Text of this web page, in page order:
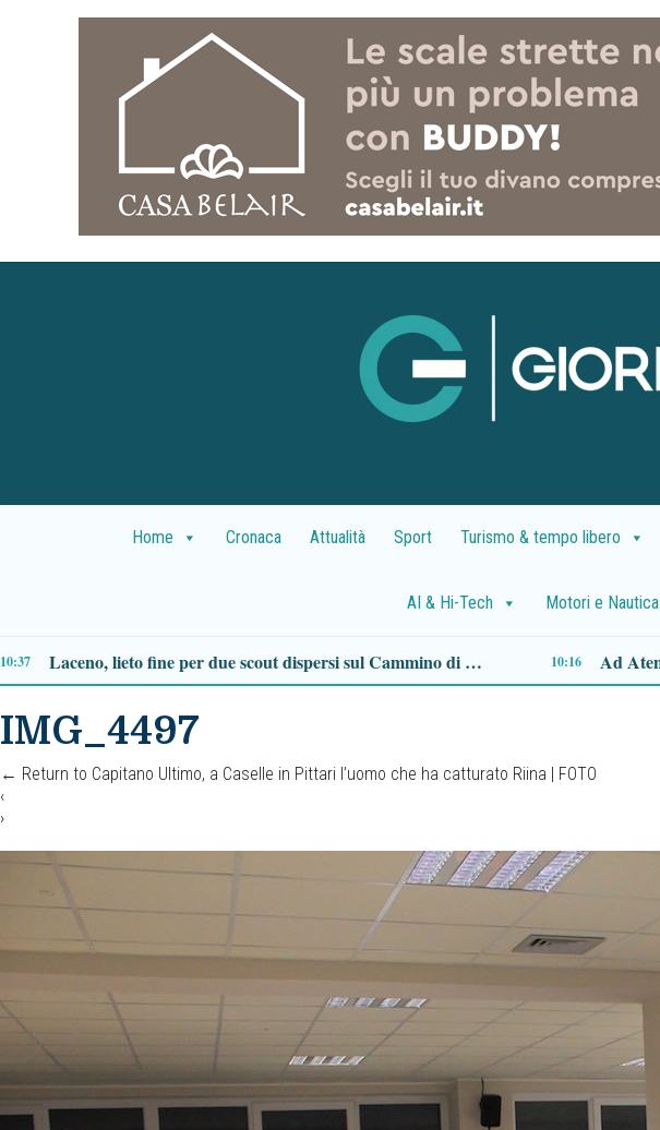
Home Cronaca Attualità Sport Turismo & tempo libero
AI & Hi-Tech Motori e Nautica
Santo del giorno, 4 agosto: San Domenico, il predicatore che fondò l’Ordine dei Domenicani 08:17
IMG_4497
← Return to Capitano Ultimo, a Caselle in Pittari l’uomo che ha catturato Riina | FOTO
‹
›